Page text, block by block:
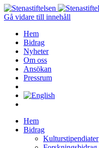
Gå vidare till innehåll
Hem
Bidrag
Nyheter
Om oss
Ansökan
Pressrum
Hem
Bidrag
Kulturstipendiater